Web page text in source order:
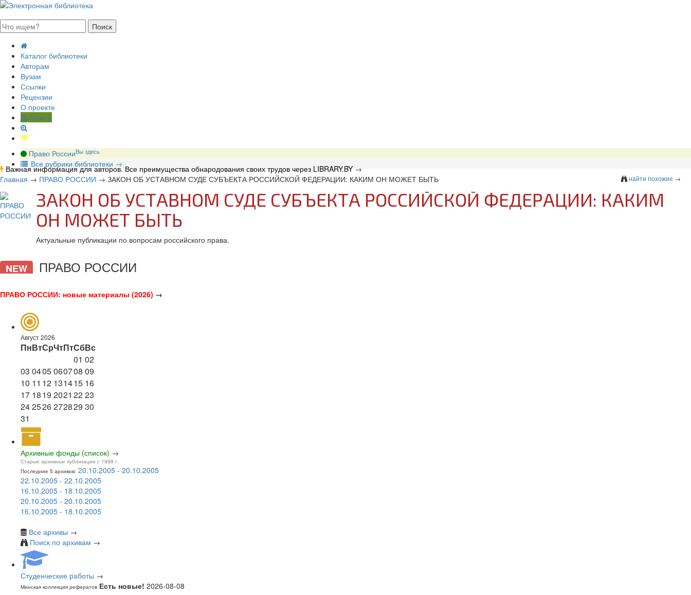
Каталог библиотеки
Авторам
Вузам
Ссылки
Рецензии
О проекте
Добавить
Право РоссииВы здесь
Все рубрики библиотеки →
Важная информация для авторов. Все преимущества обнародования своих трудов через LIBRARY.BY →
найти похожие →
Главная → ПРАВО РОССИИ → ЗАКОН ОБ УСТАВНОМ СУДЕ СУБЪЕКТА РОССИЙСКОЙ ФЕДЕРАЦИИ: КАКИМ ОН МОЖЕТ БЫТЬ
ЗАКОН ОБ УСТАВНОМ СУДЕ СУБЪЕКТА РОССИЙСКОЙ ФЕДЕРАЦИИ: КАКИМ
ОН МОЖЕТ БЫТЬ
Актуальные публикации по вопросам российского права.
NEW ПРАВО РОССИИ
ПРАВО РОССИИ: новые материалы (2026) →
Август 2026
ПнВтСрЧтПтСбВс
01 02
03 0405060708 09
10 11 12 131415 16
17 1819 2021 2223
242526272829 30
31
Архивные фонды (список) →
Старые архивные публикации с 1999 г.
Последние 5 архивов: 20.10.2005 - 20.10.2005
22.10.2005 - 22.10.2005
16.10.2005 - 18.10.2005
20.10.2005 - 20.10.2005
16.10.2005 - 18.10.2005
Все архивы →
Поиск по архивам →
Студенческие работы →
Минская коллекция рефератов Есть новые! 2026-08-08